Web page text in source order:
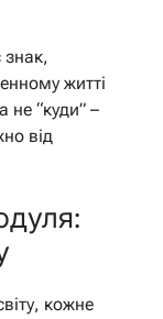
житті
не “куди” –
від
кожне